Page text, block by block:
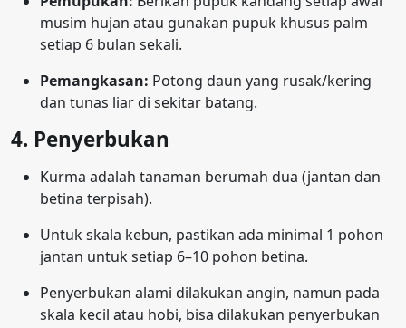
musim hujan atau gunakan pupuk khusus palm
setiap 6 bulan sekali.
Pemangkasan: Potong daun yang rusak/kering
dan tunas liar di sekitar batang.
4. Penyerbukan
Kurma adalah tanaman berumah dua (jantan dan
betina terpisah).
Untuk skala kebun, pastikan ada minimal 1 pohon
jantan untuk setiap 6–10 pohon betina.
Penyerbukan alami dilakukan angin, namun pada
skala kecil atau hobi, bisa dilakukan penyerbukan